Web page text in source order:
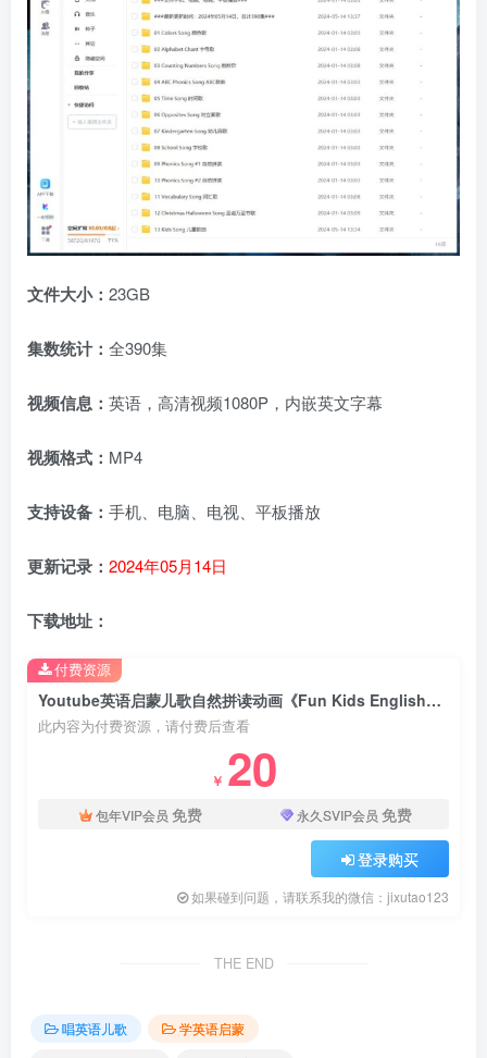
文件大小： 23GB
集数统计： 全390集
视频信息： 英语，高清视频1080P，内嵌英文字幕
视频格式： MP4
支持设备： 手机、电脑、电视、平板播放
更新记录： 2024年05月14日
下载地址：
Youtube英语启蒙儿歌自然拼读动画《Fun Kids English超趣儿童英语》全390集，1080P高清视频带英文字幕，百度网盘下载！
此内容为付费资源，请付费后查看
￥ 20
包年VIP会员 免费 永久SVIP会员 免费
登录购买
如果碰到问题，请联系我的微信：jixutao123
付费资源
THE END
唱英语儿歌
学英语启蒙